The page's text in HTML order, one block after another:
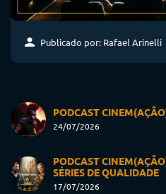
Publicado por: Rafael Arinelli
PODCAST
24/07/2026
PODCAST
SÉRIES DE QUALIDADE
17/07/2026